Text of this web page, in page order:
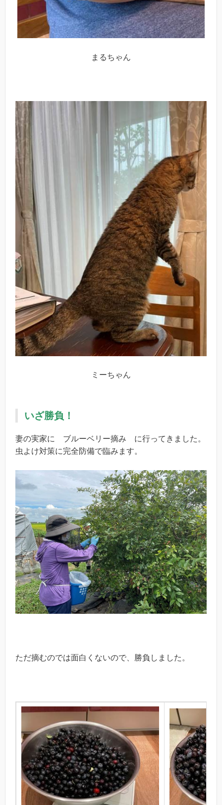
まるちゃん
ミーちゃん
いざ勝負！
妻の実家に ブルーベリー摘み に行ってきました。
虫よけ対策に完全防備で臨みます。
ただ摘むのでは面白くないので、勝負しました。